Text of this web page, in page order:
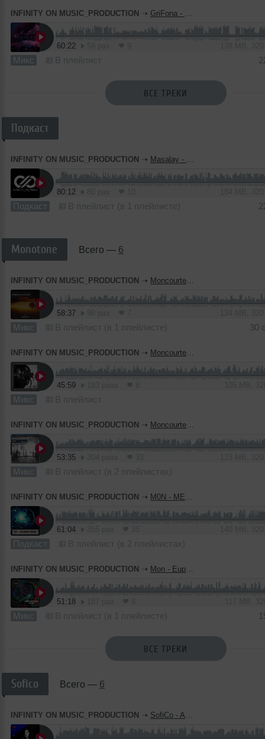
INFINITY ON MUSIC_PRODUCTION ➝ GriFona - Hell In Win (INFINITY ON MUSIC)
60:22
Микс В плейлист
ВСЕ ТРЕКИ
Подкаст
INFINITY ON MUSIC_PRODUCTION ➝ Masalay - INSTINCT TECHNO #2 (INFINITY ON MUSIC PODCAST MIX )
80:12
Подкаст В плейлист (в 1 плейлисте)
Monotone Всего — 6
INFINITY ON MUSIC_PRODUCTION ➝ Moncourte - Coredate Autumn (INFINITY ON MUSIC)
58:37
Микс В плейлист (в 1 плейлисте) 30
INFINITY ON MUSIC_PRODUCTION ➝ Moncourte - Euphoria Eastern Style (INFINITY ON MUSIC)
45:59
Микс В плейлист
INFINITY ON MUSIC_PRODUCTION ➝ Moncourte - Meeting with Medea (INFINITY ON MUSIC)
53:35
Микс В плейлист (в 2 плейлистах)
INFINITY ON MUSIC_PRODUCTION ➝ M0N - MELOPHONE PODCAST 002 (INFINITY ON MUSIC PODCAST)
61:04
Подкаст В плейлист (в 2 плейлистах)
INFINITY ON MUSIC_PRODUCTION ➝ Mon - Euphorstyle April Mix (INFINITY ON MUSIC)
51:18
Микс В плейлист (в 1 плейлисте)
ВСЕ ТРЕКИ
Sofico Всего — 6
INFINITY ON MUSIC_PRODUCTION ➝ SofiCo - And live mix #7 (INFINITY ON MUSIC)